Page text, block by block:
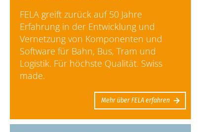
FELA greift zurück auf 50 Jahre
Erfahrung in der Entwicklung und
Vernetzung von Komponenten und
Software für Bahn, Bus, Tram und
Logistik. Für höchste Qualität. Swiss
made.
Mehr über FELA erfahren